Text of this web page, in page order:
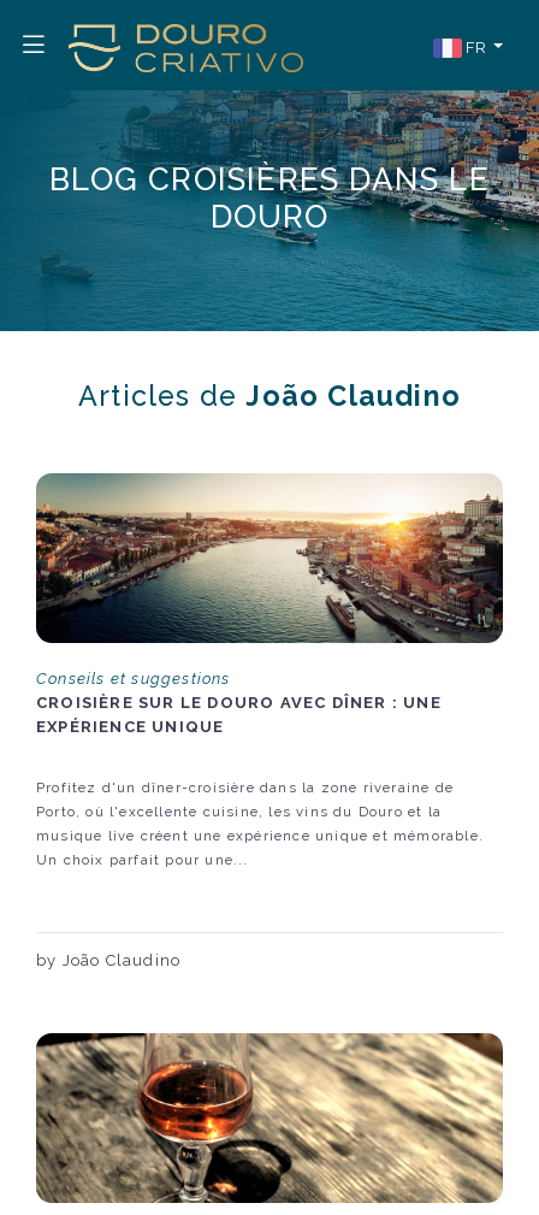
FR
BLOG CROISIÈRES DANS LE
DOURO
Articles deJoão Claudino
Conseils et suggestions
CROISIÈRE SUR LE DOURO AVEC DÎNER : UNE
EXPÉRIENCE UNIQUE
Profitez d'un dîner-croisière dans la zone riveraine de
Porto, où l'excellente cuisine, les vins du Douro et la
musique live créent une expérience unique et mémorable.
Un choix parfait pour une...
by João Claudino